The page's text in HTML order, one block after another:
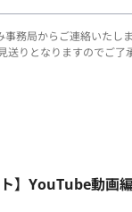
務局からご連絡いたしま
りとなりますのでご了
】YouTube動画